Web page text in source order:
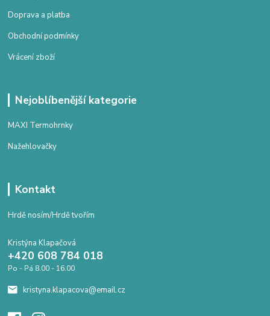
Doprava a platba
Obchodní podmínky
Vrácení zboží
Nejoblíbenější kategorie
MAXI Termohrnky
Nažehlovačky
Kontakt
Hrdě nosím/Hrdě tvořím
Kristýna Klapačová
+420 608 784 018
Po - Pá 8.00 - 16.00
kristyna.klapacova@email.cz